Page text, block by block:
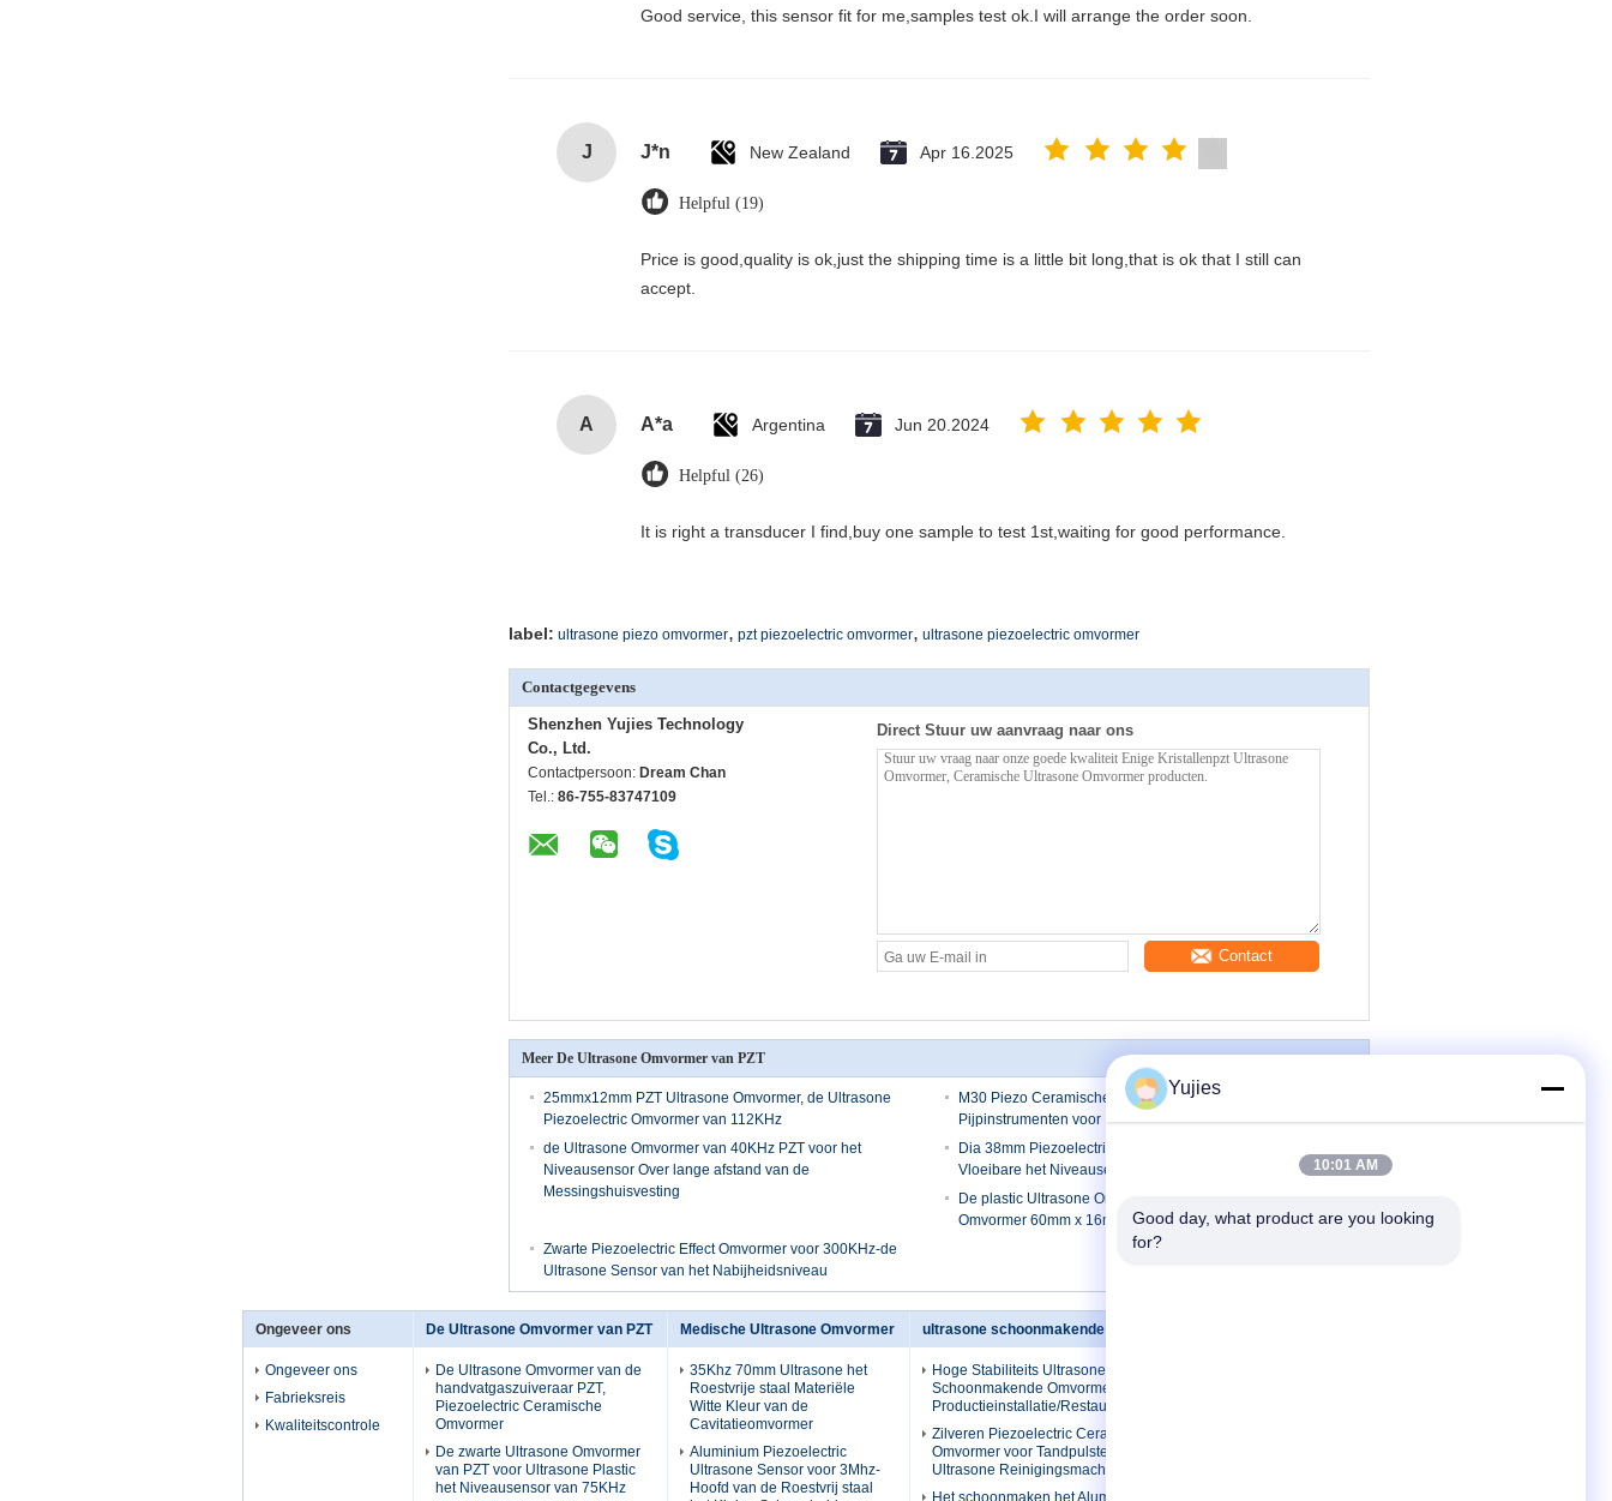
Good service, this sensor fit for me,samples test ok.I will arrange the order soon.
J J*n New Zealand Apr 16.2025
Helpful (19)
Price is good,quality is ok,just the shipping time is a little bit long,that is ok that I still can
accept.
A A*a Argentina Jun 20.2024
Helpful (26)
It is right a transducer I find,buy one sample to test 1st,waiting for good performance.
label: ultrasone piezo omvormer, pzt piezoelectric omvormer, ultrasone piezoelectric omvormer
Contactgegevens
Shenzhen Yujies Technology
Co., Ltd.
Contactpersoon: Dream Chan
Tel.: 86-755-83747109
Direct Stuur uw aanvraag naar ons
Contact
Meer De Ultrasone Omvormer van PZT
25mmx12mm PZT Ultrasone Omvormer, de Ultrasone
Piezoelectric Omvormer van 112KHz
M30 Piezo Ceramische Ultrasone Omvormer van
Pijpinstrumenten voor Niveaumeter
de Ultrasone Omvormer van 40KHz PZT voor het
Niveausensor Over lange afstand van de
Messingshuisvesting
Dia 38mm Piezoelectric Omvormer van Pzt voor Ultrasone
Vloeibare het Niveausensor van 75KHz
De plastic Ultrasone Omvormer van PZT, Ultrasone
Omvormer 60mm x 16mm van 80KHz
Zwarte Piezoelectric Effect Omvormer voor 300KHz-de
Ultrasone Sensor van het Nabijheidsniveau
Ongeveer ons
Ongeveer ons
Fabrieksreis
Kwaliteitscontrole
De Ultrasone Omvormer van PZT
De Ultrasone Omvormer van de
handvatgaszuiveraar PZT,
Piezoelectric Ceramische
Omvormer
De zwarte Ultrasone Omvormer
van PZT voor Ultrasone Plastic
het Niveausensor van 75KHz
Medische Ultrasone Omvormer
35Khz 70mm Ultrasone het
Roestvrije staal Materiële
Witte Kleur van de
Cavitatieomvormer
Aluminium Piezoelectric
Ultrasone Sensor voor 3Mhz-
Hoofd van de Roestvrij staal
ultrasone schoonmakende omvormer
Hoge Stabiliteits Ultrasone
Schoonmakende Omvormer voor
Productieinstallatie/Restaurant
Zilveren Piezoelectric Ceramische
Omvormer voor Tandpulsteller
Ultrasone Reinigingsmachine
Het schoonmaken het Aluminium
Yujies
10:01 AM
Good day, what product are you looking
for?